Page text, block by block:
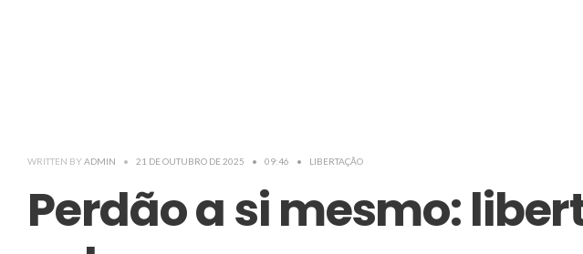
WRITTEN BY ADMIN • 21 DE OUTUBRO DE 2025 • 09:46 • LIBERTAÇÃO
Perdão a si mesmo: